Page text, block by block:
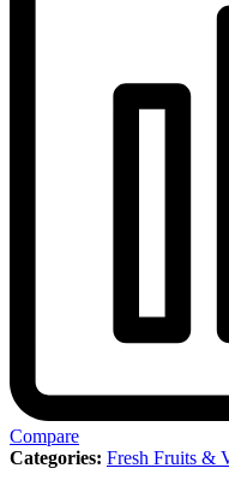
Compare
Categories: Fresh Fruits &